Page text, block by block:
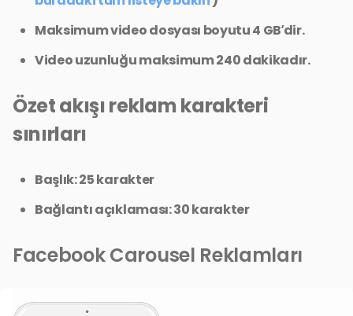
Maksimum video dosyası boyutu 4 GB’dir.
Video uzunluğu maksimum 240 dakikadır.
Özet akışı reklam karakteri
sınırları
Başlık: 25 karakter
Bağlantı açıklaması: 30 karakter
Facebook Carousel Reklamları